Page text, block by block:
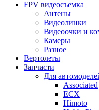
FPV видеосъемка
Антены
Видеолинки
Видеоочки и
Камеры
Разное
Вертолеты
Запчасти
Для
Associated
ECX
Himoto